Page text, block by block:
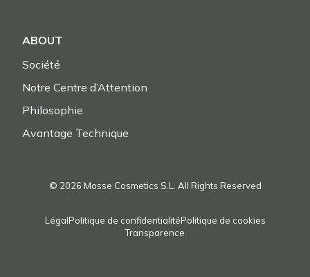
ABOUT
Société
Notre Centre d’Attention
Philosophie
Avantage Technique
© 2026 Mosse Cosmetics S.L. All Rights Reserved
LégalPolitique de confidentialitéPolitique de cookies
Transparence